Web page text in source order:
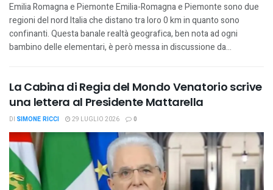
Emilia Romagna e Piemonte Emilia-Romagna e Piemonte sono due
regioni del nord Italia che distano tra loro 0 km in quanto sono
confinanti. Questa banale realtà geografica, ben nota ad ogni
bambino delle elementari, è però messa in discussione da...
La Cabina di Regia del Mondo Venatorio scrive
una lettera al Presidente Mattarella
DI SIMONE RICCI 29 LUGLIO 2026 0